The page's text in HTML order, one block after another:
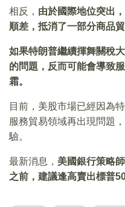
相反， 由於國際地位突出
順差，抵消了一部分商品貿
如果特朗普繼續揮舞關稅
的問題，反而可能會導致
霜。
目前，美股市場已經因為
服務貿易領域再出現問題
驗。
最新消息， 美國銀行策略
之前，建議逢高賣出標普